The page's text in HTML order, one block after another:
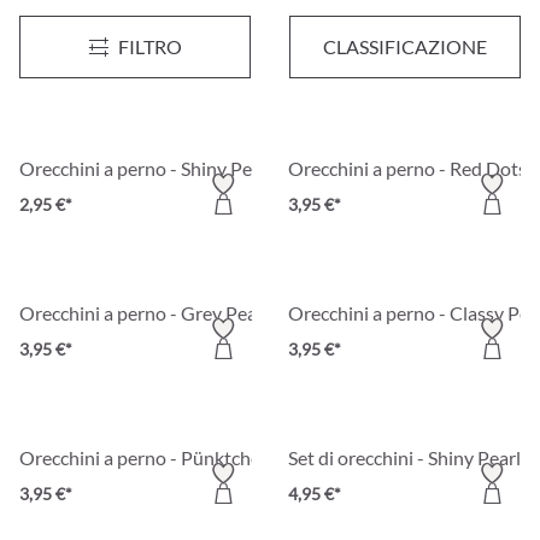
FILTRO CLASSIFICAZIONE
Orecchini a perno - Fancy White Orecchini a perno - rosso
2,95 €*
Orecchini a perno - Shiny Pearl
2,95 €*
Orecchini a perno - Red Dots
3,95 €*
Orecchini a perno - Grey Pearls
3,95 €*
Orecchini a perno - Classy
3,95 €*
Orecchini a perno - Pünktchen
3,95 €*
Set di orecchini - Shiny Pearl
4,95 €*